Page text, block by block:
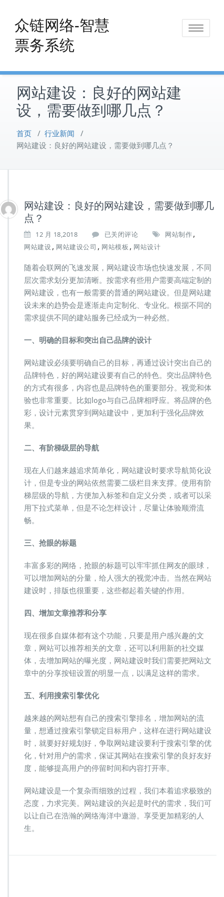
content
众链网络-智慧
票务系统
Toggle
网站建设：良好的网站建
设，需要做到哪几点？
首页 / 行业新闻 /
网站建设：良好的网站建设，需要做到哪几点？
网站建设：良好的网站建设，需要做到哪几
点？
12 月 18,2018
网
站
设：
良
好
的
网
站
建
设，
需
做
到
哪
几
点？
已关闭评论 网站制作,
网站建设, 网站建设公司 , 网站模板 , 网站设计
随着会联网的飞速发展，网站建设市场也快速发展，不同
层次需求划分更加清晰。按需求有些用户需要高端定制的
网站建设，也有一般需要的普通的网站建设。但是网站建
设未来的趋势会是逐渐走向定制化、专业化。根据不同的
需求提供不同的建站服务已经成为一种必然。
一、明确的目标和突出自己品牌的设计
网站建设必须要明确自己的目标，再通过设计突出自己的
品牌特色，好的网站建设要有自己的特色。突出品牌特色
的方式有很多，内容也是品牌特色的重要部分。视觉和体
验也非常重要。比如logo与自己品牌相呼应。将品牌的色
彩，设计元素贯穿到网站建设中，更加利于强化品牌效
果。
二、有阶梯级层的导航
现在人们越来越追求简单化，网站建设时要求导航简化设
计，但是专业的网站依然需要二级栏目来支撑。使用有阶
梯层级的导航，方便加入标签和自定义分类，或者可以采
用下拉式菜单，但是不论怎样设计，尽量让体验顺滑流
畅。
三、抢眼的标题
丰富多彩的网络，抢眼的标题可以牢牢抓住网友的眼球，
可以增加网站的分量，给人强大的视觉冲击。当然在网站
建设时，排版也很重要，这些都起着关键的作用。
四、 增加文章推荐和分享
现在很多自媒体都有这个功能，只要是用户感兴趣的文
章，网站可以推荐相关的文章，还可以利用新的社交媒
体，去增加网站的曝光度，网站建设时我们需要把网站文
章中的分享按钮设置的明显一点，以满足这样的需求。
五、利用搜索引擎优化
越来越的网站想有自己的搜索引擎排名，增加网站的流
量，想通过搜索引擎锁定目标用户，这样在进行网站建设
时，就要好好规划好，争取网站建设要利于搜索引擎的优
化，针对用户的需求，保证其网站在搜索引擎的良好友好
度，能够提高用户的停留时间和内容打开率。
网站建设是一个复杂而细致的过程，我们本着追求极致的
态度，力求完美。网站建设的兴起是时代的需求，我们可
以让自己在浩瀚的网络海洋中遨游。享受更加精彩的人
生。